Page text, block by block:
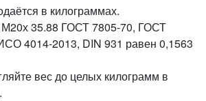
в килограммах.
М20х 35.88 ГОСТ 7805-70, ГОСТ
4014-2013, DIN 931 равен 0,1563
вес до целых килограмм в